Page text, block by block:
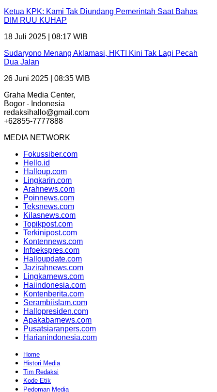
Ketua KPK: Kami Tak Diundang Pemerintah Saat Bahas
DIM RUU KUHAP
18 Juli 2025 | 08:17 WIB
Sudaryono Menang Aklamasi, HKTI Kini Tak Lagi Pecah
Dua Jalan
26 Juni 2025 | 08:35 WIB
Graha Media Center,
Bogor - Indonesia
redaksihallo@gmail.com
+62855-7777888
MEDIA NETWORK
Fokussiber.com
Hello.id
Halloup.com
Lingkarin.com
Arahnews.com
Poinnews.com
Teksnews.com
Kilasnews.com
Topikpost.com
Terkinipost.com
Kontennews.com
Infoekspres.com
Halloupdate.com
Jazirahnews.com
Lingkarnews.com
Haiindonesia.com
Kontenberita.com
Serambiislam.com
Hallopresiden.com
Apakabarnews.com
Pusatsiaranpers.com
Harianindonesia.com
Home
Histori Media
Tim Redaksi
Kode Etik
Pedoman Media